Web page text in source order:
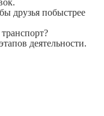
друзья побыстрее
деятельности.